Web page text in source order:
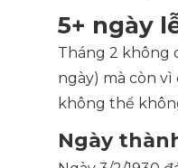
5+ ngày
Tháng 2 không
ngày) mà còn
không thể
Ngày